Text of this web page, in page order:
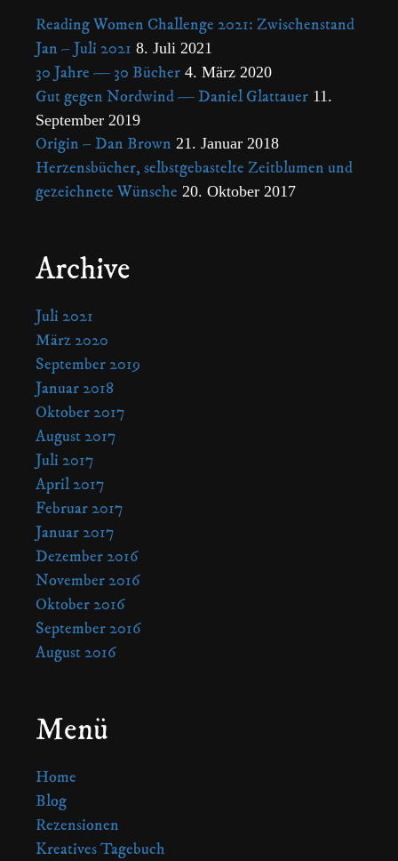
Reading Women Challenge 2021: Zwischenstand
Jan – Juli 2021 8. Juli 2021
30 Jahre — 30 Bücher 4. März 2020
Gut gegen Nordwind — Daniel Glattauer 11.
September 2019
Origin – Dan Brown 21. Januar 2018
Herzensbücher, selbstgebastelte Zeitblumen und
gezeichnete Wünsche 20. Oktober 2017
Archive
Juli 2021
März 2020
September 2019
Januar 2018
Oktober 2017
August 2017
Juli 2017
April 2017
Februar 2017
Januar 2017
Dezember 2016
November 2016
Oktober 2016
September 2016
August 2016
Menü
Home
Blog
Rezensionen
Kreatives Tagebuch